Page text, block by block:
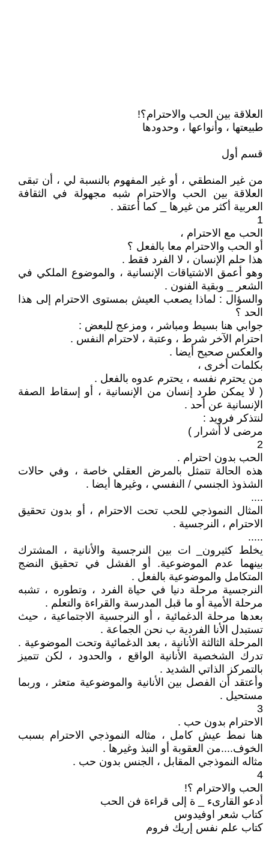
العلاقة بين الحب والاحترام؟!
طبيعتها ، وأنواعها ، وحدودها
قسم أول
من غير المنطقي ، أو غير المفهوم بالنسبة لي ، أن تبقى
العلاقة بين الحب والاحترام شبه مجهولة في الثقافة
العربية أكثر من غيرها _ كما أعتقد .
1
الحب مع الاحترام ،
أو الحب والاحترام معا بالفعل ؟
هذا حلم الإنسان ، لا الفرد فقط .
وهو أعمق الاشتياقات الإنسانية ، والموضوع الملكي في
الشعر _ وبقية الفنون .
والسؤال : لماذا يصعب العيش بمستوى الاحترام إلى هذا
الحد ؟
جوابي هنا بسيط ومباشر ، ومزعج للبعض :
احترام الآخر شرط ، وعتبة ، لاحترام النفس .
والعكس صحيح أيضا .
بكلمات أخرى ،
من يحترم نفسه ، يحترم عدوه بالفعل .
( لا يمكن طرد إنسان من الإنسانية ، أو إسقاط الصفة
الإنسانية عن أحد .
لنتذكر فرويد :
مرضى لا أشرار )
2
الحب بدون احترام .
هذه الحالة تتمثل بالمرض العقلي خاصة ، وفي حالات
الشذوذ الجنسي / النفسي ، وغيرها أيضا .
....
المثال النموذجي للحب تحت الاحترام ، أو بدون تحقيق
الاحترام ، النرجسية .
.....
يخلط كثيرون_ ات بين النرجسية والأنانية ، المشترك
بينهما عدم الموضوعية. أو الفشل في تحقيق النضج
المتكامل والموضوعية بالفعل .
النرجسية مرحلة دنيا في حياة الفرد ، وتطوره ، تشبه
مرحلة الأمية أو ما قبل المدرسة والقراءة والتعلم .
بعدها مرحلة الدغمائية ، أو النرجسية الاجتماعية ، حيث
تستبدل الأنا الفردية ب نحن الجماعة .
المرحلة الثالثة الأنانية ، بعد الدغمائية وتحت الموضوعية .
تدرك الشخصية الأنانية الواقع ، والحدود ، لكن تتميز
بالتمركز الذاتي الشديد .
وأعتقد أن الفصل بين الأنانية والموضوعية متعثر ، وربما
مستحيل .
3
الاحترام بدون حب .
هنا نمط عيش كامل ، مثاله النموذجي الاحترام بسبب
الخوف....من العقوبة أو النبذ وغيرها .
مثاله النموذجي المقابل ، الجنس بدون حب .
4
الحب والاحترام ؟!
أدعو القارىء _ ة إلى قراءة فن الحب
كتاب شعر اوفيدوس
كتاب علم نفس إريك فروم